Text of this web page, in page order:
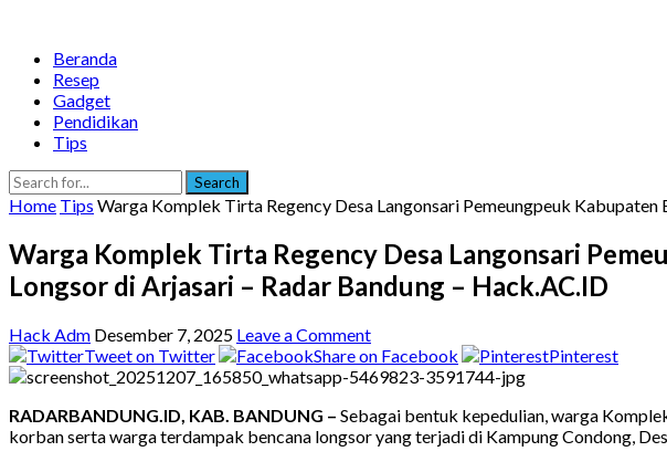
Beranda
Resep
Gadget
Pendidikan
Tips
Search
Home Tips Warga Komplek Tirta Regency Desa Langonsari Pemeungpeuk
Warga Komplek Tirta Regency Desa Langonsari
Longsor di Arjasari – Radar Bandung – Hack.AC.ID
Hack Adm Desember 7, 2025 Leave a Comment
Tweet on Twitter
Share on Facebook Pinterest
RADARBANDUNG.ID, KAB. BANDUNG – Sebagai bentuk kepedulian, warga
korban serta warga terdampak bencana longsor yang terjadi di Kampung Condong,